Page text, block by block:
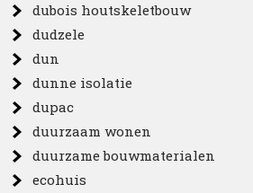
dubois houtskeletbouw
dudzele
dun
dunne isolatie
dupac
duurzaam wonen
duurzame bouwmaterialen
ecohuis